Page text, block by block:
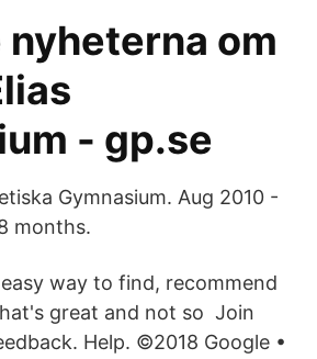
nyheterna om
- gp.se
Gymnasium. Aug 2010 -
months.
way to find, recommend
great and not so Join
Help. ©2018 Google •